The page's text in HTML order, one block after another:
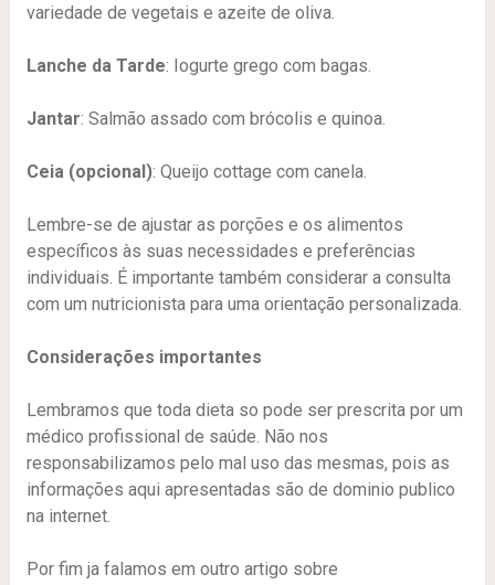
variedade de vegetais e azeite de oliva.
Lanche da Tarde: Iogurte grego com bagas.
Jantar: Salmão assado com brócolis e quinoa.
Ceia (opcional): Queijo cottage com canela.
Lembre-se de ajustar as porções e os alimentos
específicos às suas necessidades e preferências
individuais. É importante também considerar a consulta
com um nutricionista para uma orientação personalizada.
Considerações importantes
Lembramos que toda dieta so pode ser prescrita por um
médico profissional de saúde. Não nos
responsabilizamos pelo mal uso das mesmas, pois as
informações aqui apresentadas são de dominio publico
na internet.
Por fim ja falamos em outro artigo sobre